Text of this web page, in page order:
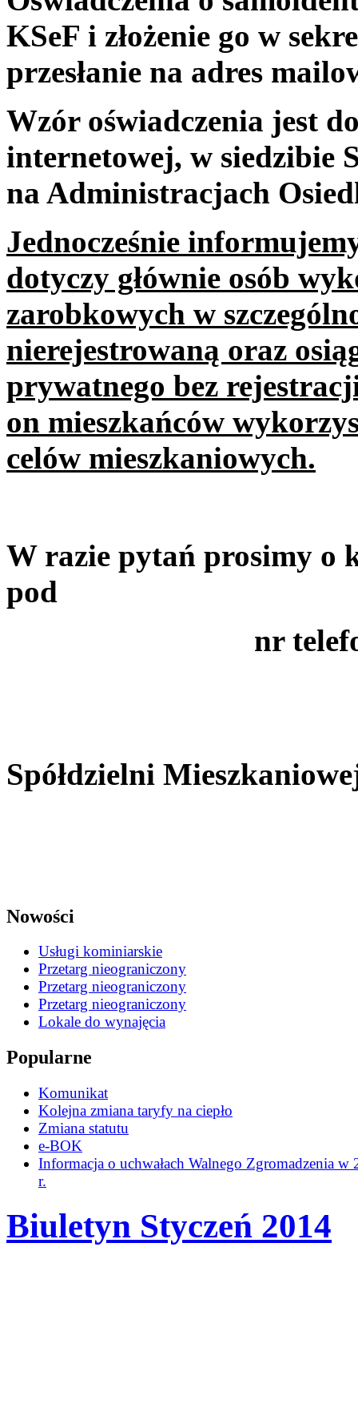
KSeF i złożenie go w
przesłanie na adres
Wzór oświadczenia jest
internetowej, w siedzibie
na Administracjach
Jednocześnie
dotyczy głównie osób
zarobkowych w
nierejestrowaną oraz
prywatnego bez
on mieszkańców
celów mieszkaniowych.
W razie pytań prosimy o
pod
nr telefonu 32
Spółdzielni
Nowości
Usługi kominiarskie
Przetarg nieograniczony
Przetarg nieograniczony
Przetarg nieograniczony
Lokale do wynajęcia
Popularne
Komunikat
Kolejna zmiana taryfy na ciepło
Zmiana statutu
e-BOK
Informacja o uchwałach Walnego Zgromadzenia w
r.
Biuletyn Styczeń 2014